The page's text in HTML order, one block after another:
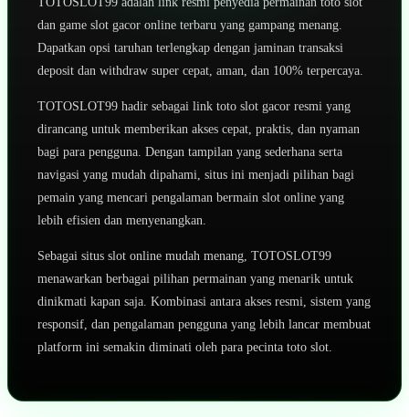
dan game slot gacor online terbaru yang gampang menang.
Dapatkan opsi taruhan terlengkap dengan jaminan transaksi
deposit dan withdraw super cepat, aman, dan 100% terpercaya.
TOTOSLOT99 hadir sebagai link toto slot gacor resmi yang
dirancang untuk memberikan akses cepat, praktis, dan nyaman
bagi para pengguna. Dengan tampilan yang sederhana serta
navigasi yang mudah dipahami, situs ini menjadi pilihan bagi
pemain yang mencari pengalaman bermain slot online yang
lebih efisien dan menyenangkan.
Sebagai situs slot online mudah menang, TOTOSLOT99
menawarkan berbagai pilihan permainan yang menarik untuk
dinikmati kapan saja. Kombinasi antara akses resmi, sistem yang
responsif, dan pengalaman pengguna yang lebih lancar membuat
platform ini semakin diminati oleh para pecinta toto slot.